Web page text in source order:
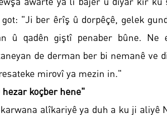
"Ji ber êrîş û dorpêçê, gelek
û qadên giştî penaber bûne. Ne
de derman ber bi nemanê ve
mirovî ya mezin in."
koçber hene"
alîkariyê ya duh a ku ji aliyê